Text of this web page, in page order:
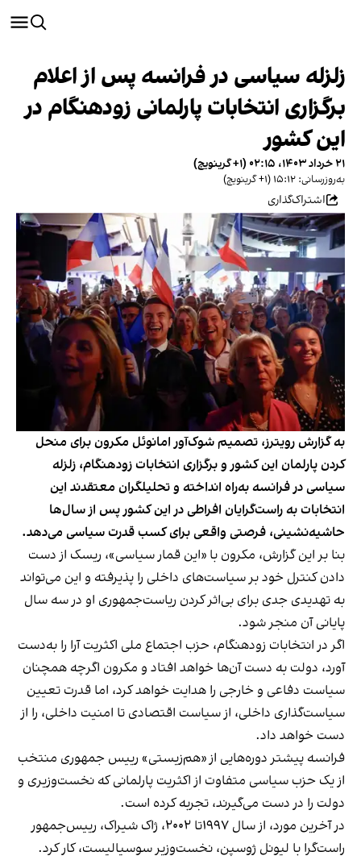
زلزله سیاسی در فرانسه پس از اعلام
برگزاری انتخابات پارلمانی زودهنگام در
این کشور
۲۱ خرداد ۱۴۰۳، ۰۲:۱۵ (‎+۱ گرینویچ)
به‌روزرسانی: ۱۵:۱۲ (‎+۱ گرینویچ)
اشتراک‌گذاری
به گزارش رویترز، تصمیم شوک‌آور امانوئل مکرون برای منحل
کردن پارلمان این کشور و برگزاری انتخابات زودهنگام، ز‌لزله
سیاسی در فرانسه به‌راه انداخته و تحلیلگران معتقدند این
انتخابات به راست‌گرایان افراطی در این کشور پس از سال‌ها
حاشیه‌نشینی، فرصتی واقعی برای کسب قدرت سیاسی می‌دهد.
بنا بر این گزارش، مکرون با «این قمار سیاسی»، ریسک از دست
دادن کنترل خود بر سیاست‌های داخلی را پذیرفته و این می‌تواند
به تهدیدی جدی برای بی‌اثر کردن ریاست‌جمهوری او در سه سال
پایانی آن منجر شود.
اگر در انتخابات زودهنگام، حزب اجتماع ملی اکثریت آرا را به‌دست
آورد، دولت به دست آن‌ها خواهد افتاد و مکرون اگرچه همچنان
سیاست دفاعی و خارجی را هدایت خواهد کرد، اما قدرت تعیین
سیاست‌گذاری داخلی، از سیاست اقتصادی تا امنیت داخلی، را از
دست خواهد داد.
فرانسه پیشتر دوره‌هایی از «هم‌زیستی» رییس جمهوری منتخب
از یک حزب سیاسی متفاوت از اکثریت پارلمانی که نخست‌وزیری و
دولت را در دست می‌گیرند، تجربه کرده است.
در آخرین مورد، از سال ۱۹۹۷تا ۲۰۰۲، ژاک شیراک، رییس‌جمهور
راست‌گرا با لیونل ژوسپن، نخست‌وزیر سوسیالیست، کار کرد.